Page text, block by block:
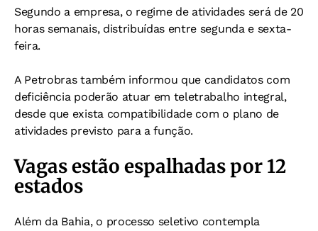
Segundo a empresa, o regime de atividades será de 20
horas semanais, distribuídas entre segunda e sexta-
feira.
A Petrobras também informou que candidatos com
deficiência poderão atuar em teletrabalho integral,
desde que exista compatibilidade com o plano de
atividades previsto para a função.
Vagas estão espalhadas por 12
estados
Além da Bahia, o processo seletivo contempla